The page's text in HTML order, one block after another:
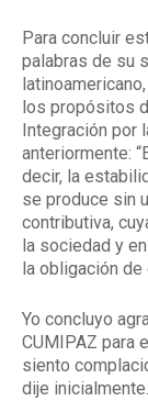
Para concluir
palabras de su
los propósitos
Integración por
anteriormente:
decir, la
se produce sin
contributiva,
la sociedad y
la obligación
Yo concluyo
CUMIPAZ para
siento
dije